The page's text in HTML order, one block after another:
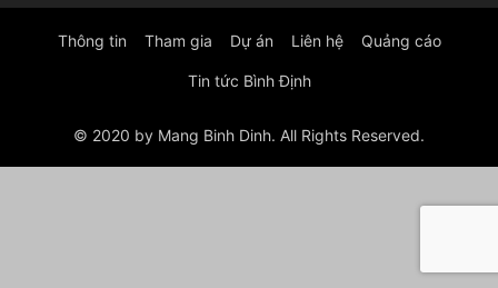
Thông tin Tham gia Dự án Liên hệ Quảng cáo
Tin tức Bình Định
© 2020 by Mang Binh Dinh. All Rights Reserved.